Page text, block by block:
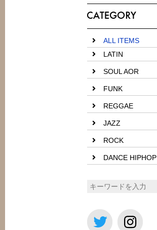
ALL ITEMS
LATIN
SOUL AOR
FUNK
REGGAE
JAZZ
ROCK
DANCE HIPHOP